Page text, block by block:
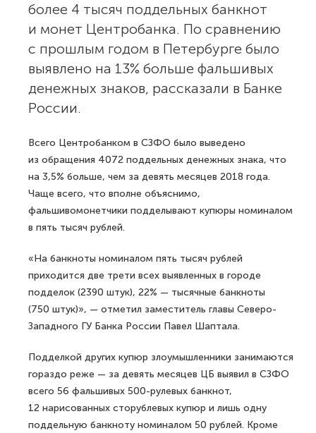
более 4 тысяч поддельных банкнот
и монет Центробанка. По сравнению
с прошлым годом в Петербурге было
выявлено на 13% больше фальшивых
денежных знаков, рассказали в Банке
России.
Всего Центробанком в СЗФО было выведено
из обращения 4072 поддельных денежных знака, что
на 3,5% больше, чем за девять месяцев 2018 года.
Чаще всего, что вполне объяснимо,
фальшивомонетчики подделывают купюры номиналом
в пять тысяч рублей.
«На банкноты номиналом пять тысяч рублей
приходится две трети всех выявленных в городе
подделок (2390 штук), 22% — тысячные банкноты
(750 штук)», — отметил заместитель главы Северо-
Западного ГУ Банка России Павел Шаптала.
Подделкой других купюр злоумышленники занимаются
гораздо реже — за девять месяцев ЦБ выявил в СЗФО
всего 56 фальшивых 500-рулевых банкнот,
12 нарисованных сторублевых купюр и лишь одну
поддельную банкноту номиналом 50 рублей. Кроме